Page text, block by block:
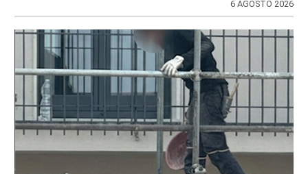
6 AGOSTO 2026